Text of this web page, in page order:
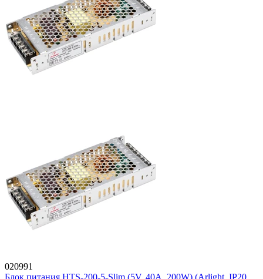
020991